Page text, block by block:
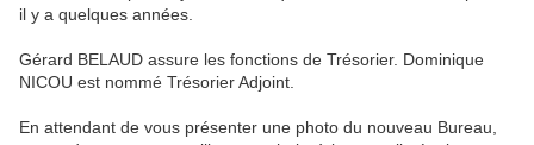
il y a quelques années.
Gérard BELAUD assure les fonctions de Trésorier. Dominique
NICOU est nommé Trésorier Adjoint.
En attendant de vous présenter une photo du nouveau Bureau,